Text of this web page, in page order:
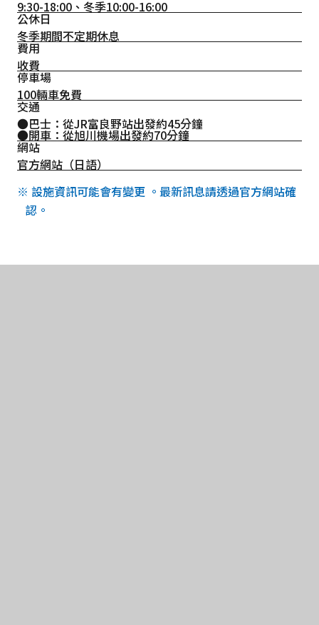
9:30-18:00、冬季10:00-16:00
公休日
冬季期間不定期休息
費用
收費
停車場
100輛車免費
交通
●巴士：從JR富良野站出發約45分鐘
●開車：從旭川機場出發約70分鐘
網站
官方網站（日語）
※ 設施資訊可能會有變更 。最新訊息請透過官方網站確
認。